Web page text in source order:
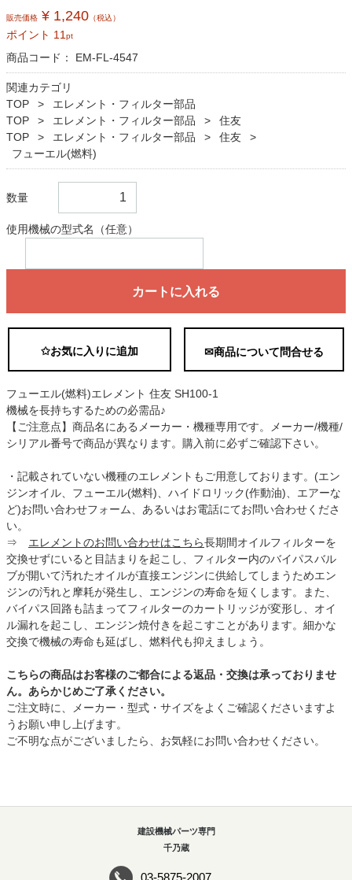
販売価格 ¥ 1,240 （税込）
ポイント 11 pt
商品コード： EM-FL-4547
関連カテゴリ
TOP
エレメント・フィルター部品
TOP
エレメント・フィルター部品
住友
TOP
エレメント・フィルター部品
住友
フューエル(燃料)
数量
使用機械の型式名（任意）
カートに入れる
✩お気に入りに追加 ✉商品について問合せる
フューエル(燃料)エレメント 住友 SH100-1
機械を長持ちするための必需品♪
【ご注意点】商品名にあるメーカー・機種専用です。メーカー/機種/
シリアル番号で商品が異なります。購入前に必ずご確認下さい。
・記載されていない機種のエレメントもご用意しております。(エン
ジンオイル、フューエル(燃料)、ハイドロリック(作動油)、エアーな
ど)お問い合わせフォーム、あるいはお電話にてお問い合わせくださ
い。
⇒ エレメントのお問い合わせはこちら長期間オイルフィルターを
交換せずにいると目詰まりを起こし、フィルター内のバイパスバル
ブが開いて汚れたオイルが直接エンジンに供給してしまうためエン
ジンの汚れと摩耗が発生し、エンジンの寿命を短くします。また、
バイパス回路も詰まってフィルターのカートリッジが変形し、オイ
ル漏れを起こし、エンジン焼付きを起こすことがあります。細かな
交換で機械の寿命も延ばし、燃料代も抑えましょう。
こちらの商品はお客様のご都合による返品・交換は承っておりませ
ん。あらかじめご了承ください。
ご注文時に、メーカー・型式・サイズをよくご確認くださいますよ
うお願い申し上げます。
ご不明な点がございましたら、お気軽にお問い合わせください。
建設機械パーツ専門
千乃蔵
03-5875-2007